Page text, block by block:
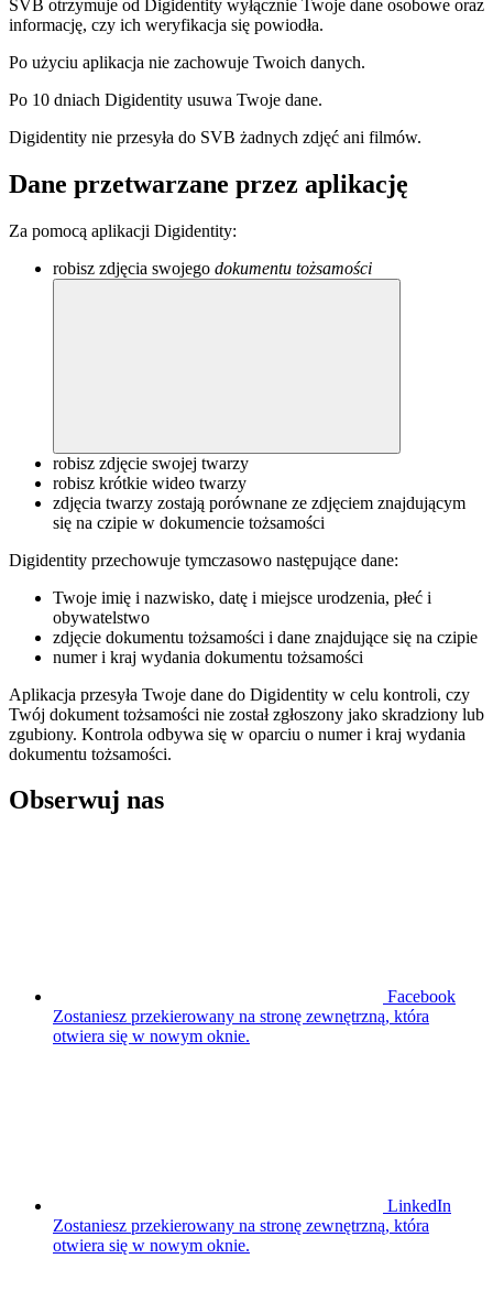
SVB otrzymuje od Digidentity wyłącznie Twoje dane osobowe oraz
informację, czy ich weryfikacja się powiodła.
Po użyciu aplikacja nie zachowuje Twoich danych.
Po 10 dniach Digidentity usuwa Twoje dane.
Digidentity nie przesyła do SVB żadnych zdjęć ani filmów.
Dane przetwarzane przez aplikację
Za pomocą aplikacji Digidentity:
robisz zdjęcia swojego dokumentu tożsamości
robisz zdjęcie swojej twarzy
robisz krótkie wideo twarzy
zdjęcia twarzy zostają porównane ze zdjęciem znajdującym
się na czipie w dokumencie tożsamości
Digidentity przechowuje tymczasowo następujące dane:
Twoje imię i nazwisko, datę i miejsce urodzenia, płeć i
obywatelstwo
zdjęcie dokumentu tożsamości i dane znajdujące się na czipie
numer i kraj wydania dokumentu tożsamości
Aplikacja przesyła Twoje dane do Digidentity w celu kontroli, czy
Twój dokument tożsamości nie został zgłoszony jako skradziony lub
zgubiony. Kontrola odbywa się w oparciu o numer i kraj wydania
dokumentu tożsamości.
Obserwuj nas
Facebook
Zostaniesz przekierowany na stronę zewnętrzną, która
otwiera się w nowym oknie.
LinkedIn
Zostaniesz przekierowany na stronę zewnętrzną, która
otwiera się w nowym oknie.